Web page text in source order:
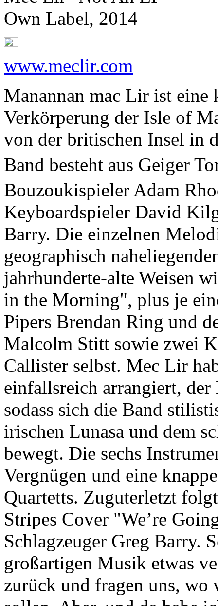
Own Label, 2014
www.meclir.com
Manannan mac Lir ist eine
Verkörperung der Isle of
von der britischen Insel in
Band besteht aus Geiger
Bouzoukispieler Adam
Keyboardspieler David
Barry. Die einzelnen
geographisch
jahrhunderte-alte Weisen
in the Morning", plus je
Pipers Brendan Ring und
Malcolm Stitt sowie zwei
Callister selbst. Mec Lir
einfallsreich arrangiert,
sodass sich die Band
irischen Lunasa und dem
bewegt. Die sechs
Vergnügen und eine
Quartetts. Zuguterletzt
Stripes Cover "We’re
Schlagzeuger Greg Barry.
großartigen Musik etwas
zurück und fragen uns,